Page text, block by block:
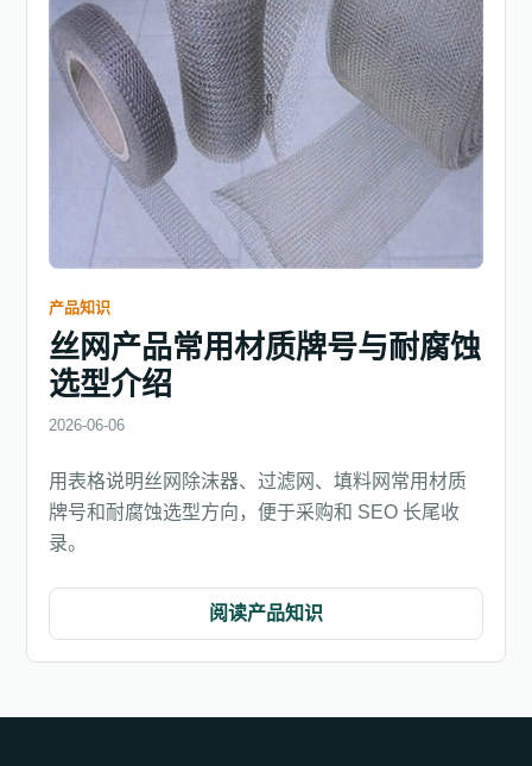
产品知识
丝网产品常用材质牌号与耐腐蚀
选型介绍
2026-06-06
用表格说明丝网除沫器、过滤网、填料网常用材质
牌号和耐腐蚀选型方向，便于采购和 SEO 长尾收
录。
阅读产品知识